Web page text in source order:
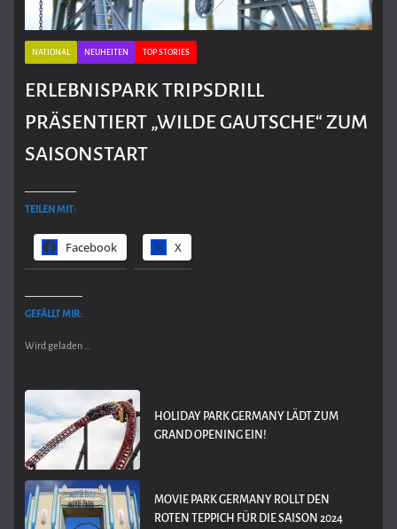
NATIONAL NEUHEITEN TOP STORIES
ERLEBNISPARK TRIPSDRILL
PRÄSENTIERT „WILDE GAUTSCHE“ ZUM
SAISONSTART
TEILEN MIT:
Facebook X
GEFÄLLT MIR:
Wird geladen …
HOLIDAY PARK GERMANY LÄDT ZUM
GRAND OPENING EIN!
MOVIE PARK GERMANY ROLLT DEN
ROTEN TEPPICH FÜR DIE SAISON 2024